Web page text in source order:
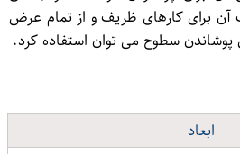
برای کارهای ظریف و از تمام عرض
پوشاندن سطوح می توان استفاده کرد.
ابعاد